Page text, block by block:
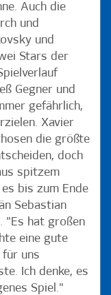
Auch die
und
und
Stars der
Gegner und
gefährlich,
Xavier
die größte
doch
spitzem
bis zum Ende
Sebastian
"Es hat großen
eine gute
für uns
Ich denke, es
Spiel."